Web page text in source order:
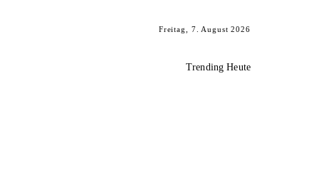
Freitag, 7. August 2026
Trending Heute